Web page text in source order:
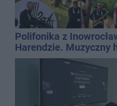
Polifonika z
Harendzie. Muzyczny
Kasprowicza